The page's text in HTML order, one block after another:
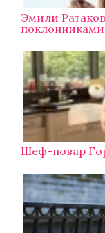
Эмили
поклонниками
Шеф-повар